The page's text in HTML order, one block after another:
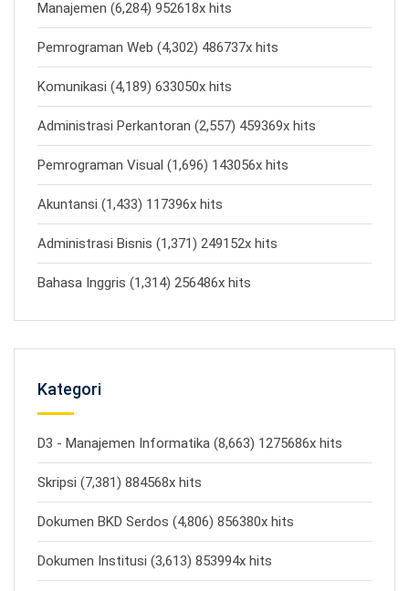
Manajemen (6,284) 952618x hits
Pemrograman Web (4,302) 486737x hits
Komunikasi (4,189) 633050x hits
Administrasi Perkantoran (2,557) 459369x hits
Pemrograman Visual (1,696) 143056x hits
Akuntansi (1,433) 117396x hits
Administrasi Bisnis (1,371) 249152x hits
Bahasa Inggris (1,314) 256486x hits
Kategori
D3 - Manajemen Informatika (8,663) 1275686x hits
Skripsi (7,381) 884568x hits
Dokumen BKD Serdos (4,806) 856380x hits
Dokumen Institusi (3,613) 853994x hits